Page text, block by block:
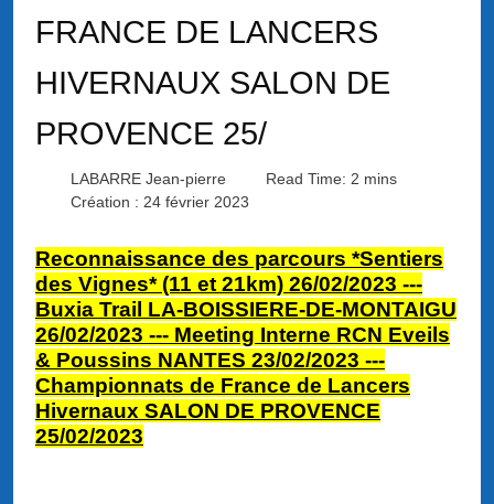
FRANCE DE LANCERS
HIVERNAUX SALON DE
PROVENCE 25/
LABARRE Jean-pierre
Read Time: 2 mins
Création : 24 février 2023
Reconnaissance des parcours *Sentiers
des Vignes* (11 et 21km) 26/02/2023 ---
Buxia Trail LA-BOISSIERE-DE-MONTAIGU
26/02/2023 --- Meeting Interne RCN Eveils
& Poussins NANTES 23/02/2023 ---
Championnats de France de Lancers
Hivernaux SALON DE PROVENCE
25/02/2023